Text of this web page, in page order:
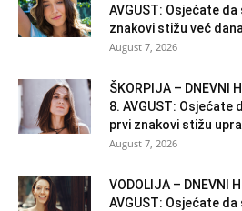
AVGUST: Osjećate
znakovi stižu već
August 7, 2026
ŠKORPIJA – DNEVNI
8. AVGUST: Osjećate
prvi znakovi stižu
August 7, 2026
VODOLIJA – DNEVNI
AVGUST: Osjećate